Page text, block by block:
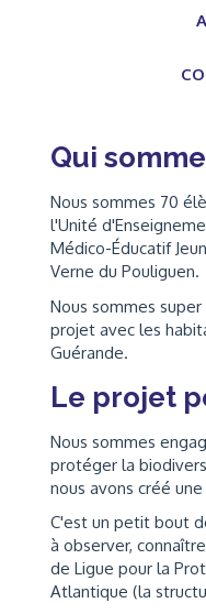
Qui
Nous sommes 70
l'Unité
Médico-Éducatif
Verne du Pouliguen.
Nous sommes
projet avec les
Guérande.
Le projet
Nous sommes
protéger la
nous avons créé
C'est un petit bout
à observer,
de Ligue pour la
Atlantique (la